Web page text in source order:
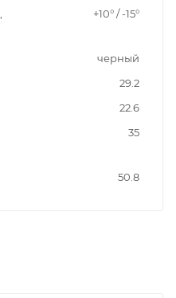
+10° / -15°
черный
29.2
22.6
35
50.8